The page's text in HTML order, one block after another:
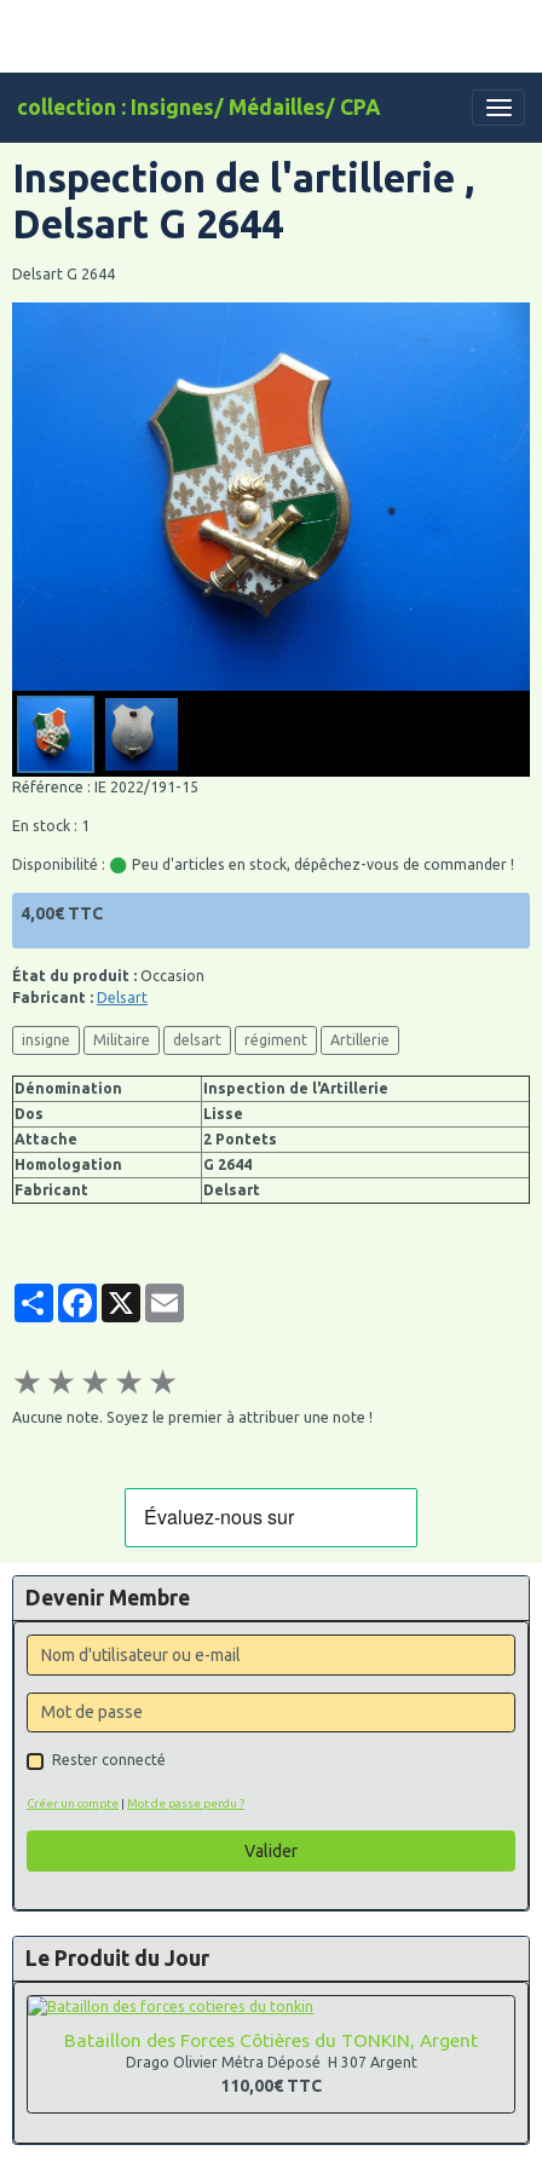
collection : Insignes/ Médailles/ CPA
Inspection de l'artillerie ,
Delsart G 2644
Delsart G 2644
Référence : IE 2022/191-15
En stock : 1
Disponibilité : Peu d'articles en stock, dépêchez-vous de commander !
4,00€ TTC
État du produit : Occasion
Fabricant : Delsart
insigne Militaire delsart régiment Artillerie
Dénomination
Inspection de l'Artillerie
Dos
Lisse
Attache
2 Pontets
Homologation
G 2644
Fabricant
Delsart
PartagerFacebook
★ ★ ★ ★ ★
Aucune note. Soyez le premier à attribuer une note !
Devenir Membre
Rester connecté
Créer un compte | Mot de passe perdu ?
Valider
Le Produit du Jour
Bataillon des Forces Côtières du TONKIN, Argent
Drago Olivier Métra Déposé H 307 Argent
110,00€ TTC